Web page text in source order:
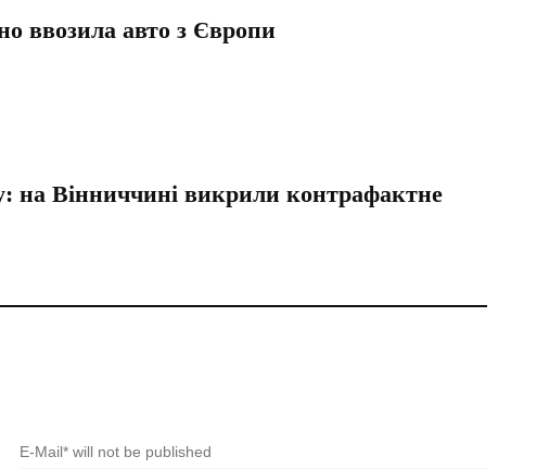
ввозила авто з Європи
на Вінниччині викрили контрафактне